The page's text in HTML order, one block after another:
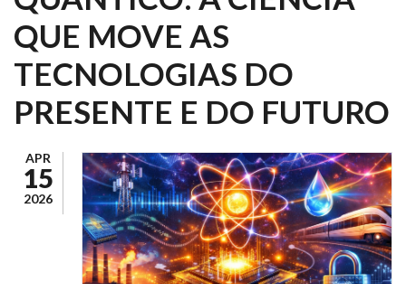
QUE MOVE AS
TECNOLOGIAS DO
PRESENTE E DO FUTURO
APR
15
2026